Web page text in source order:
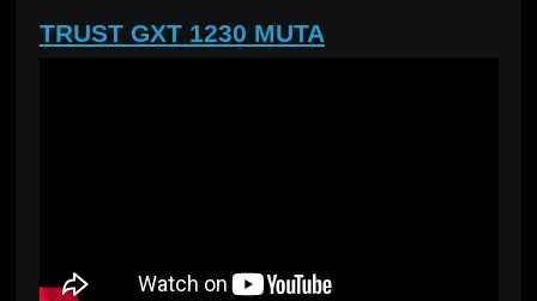
TRUST GXT 1230 MUTA